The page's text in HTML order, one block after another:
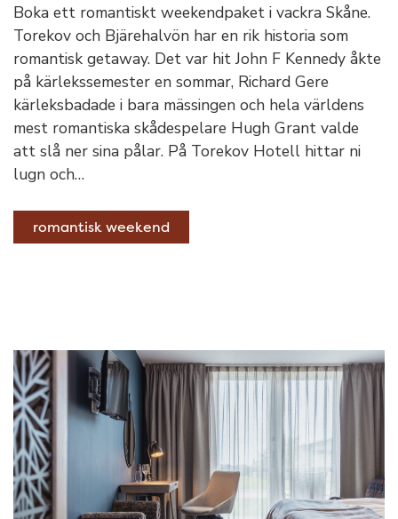
Boka ett romantiskt weekendpaket i vackra Skåne.
Torekov och Bjärehalvön har en rik historia som
romantisk getaway. Det var hit John F Kennedy åkte
på kärlekssemester en sommar, Richard Gere
kärleksbadade i bara mässingen och hela världens
mest romantiska skådespelare Hugh Grant valde
att slå ner sina pålar. På Torekov Hotell hittar ni
lugn och…
romantisk weekend